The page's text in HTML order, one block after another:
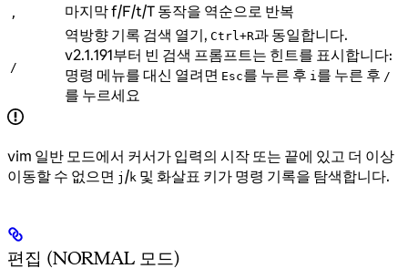
, 마지막 f/F/t/T 동작을 역순으로 반복
/
역방향 기록 검색 열기, Ctrl+R과 동일합니다.
v2.1.191부터 빈 검색 프롬프트는 힌트를 표시합니다:
명령 메뉴를 대신 열려면 Esc를 누른 후 i 를 누른 후 /
를 누르세요
vim 일반 모드에서 커서가 입력의 시작 또는 끝에 있고 더 이상
이동할 수 없으면 j /k 및 화살표 키가 명령 기록을 탐색합니다.
편집 (NORMAL 모드)